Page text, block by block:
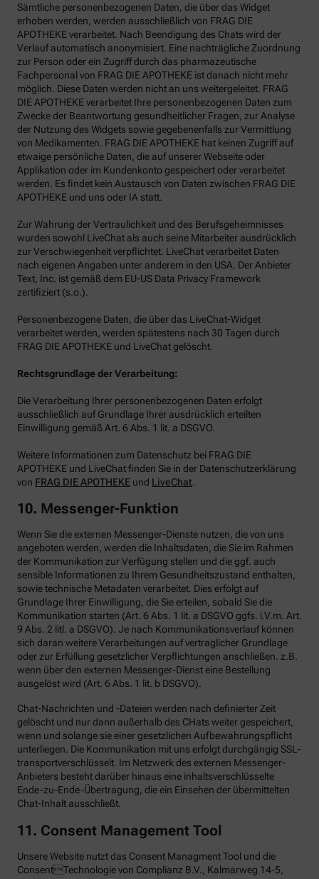
Sämtliche personenbezogenen Daten, die über das Widget
erhoben werden, werden ausschließlich von FRAG DIE
APOTHEKE verarbeitet. Nach Beendigung des Chats wird der
Verlauf automatisch anonymisiert. Eine nachträgliche Zuordnung
zur Person oder ein Zugriff durch das pharmazeutische
Fachpersonal von FRAG DIE APOTHEKE ist danach nicht mehr
möglich. Diese Daten werden nicht an uns weitergeleitet. FRAG
DIE APOTHEKE verarbeitet Ihre personenbezogenen Daten zum
Zwecke der Beantwortung gesundheitlicher Fragen, zur Analyse
der Nutzung des Widgets sowie gegebenenfalls zur Vermittlung
von Medikamenten. FRAG DIE APOTHEKE hat keinen Zugriff auf
etwaige persönliche Daten, die auf unserer Webseite oder
Applikation oder im Kundenkonto gespeichert oder verarbeitet
werden. Es findet kein Austausch von Daten zwischen FRAG DIE
APOTHEKE und uns oder IA statt.
Zur Wahrung der Vertraulichkeit und des Berufsgeheimnisses
wurden sowohl LiveChat als auch seine Mitarbeiter ausdrücklich
zur Verschwiegenheit verpflichtet. LiveChat verarbeitet Daten
nach eigenen Angaben unter anderem in den USA. Der Anbieter
Text, Inc. ist gemäß dem EU-US Data Privacy Framework
zertifiziert (s.o.).
Personenbezogene Daten, die über das LiveChat-Widget
verarbeitet werden, werden spätestens nach 30 Tagen durch
FRAG DIE APOTHEKE und LiveChat gelöscht.
Rechtsgrundlage der Verarbeitung:
Die Verarbeitung Ihrer personenbezogenen Daten erfolgt
ausschließlich auf Grundlage Ihrer ausdrücklich erteilten
Einwilligung gemäß Art. 6 Abs. 1 lit. a DSGVO.
Weitere Informationen zum Datenschutz bei FRAG DIE
APOTHEKE und LiveChat finden Sie in der Datenschutzerklärung
von FRAG DIE APOTHEKE und LiveChat
10. Messenger-Funktion
Wenn Sie die externen Messenger-Dienste nutzen, die von uns
angeboten werden, werden die Inhaltsdaten, die Sie im Rahmen
der Kommunikation zur Verfügung stellen und die ggf. auch
sensible Informationen zu Ihrem Gesundheitszustand enthalten,
sowie technische Metadaten verarbeitet. Dies erfolgt auf
Grundlage Ihrer Einwilligung, die Sie erteilen, sobald Sie die
Kommunikation starten (Art. 6 Abs. 1 lit. a DSGVO ggfs. i.V.m. Art.
9 Abs. 2 litl. a DSGVO). Je nach Kommunikationsverlauf können
sich daran weitere Verarbeitungen auf vertraglicher Grundlage
oder zur Erfüllung gesetzlicher Verpflichtungen anschließen. z.B.
wenn über den externen Messenger-Dienst eine Bestellung
ausgelöst wird (Art. 6 Abs. 1 lit. b DSGVO).
Chat-Nachrichten und -Dateien werden nach definierter Zeit
gelöscht und nur dann außerhalb des CHats weiter gespeichert,
wenn und solange sie einer gesetzlichen Aufbewahrungspflicht
unterliegen. Die Kommunikation mit uns erfolgt durchgängig SSL-
transportverschlüsselt. Im Netzwerk des externen Messenger-
Anbieters besteht darüber hinaus eine inhaltsverschlüsselte
Ende-zu-Ende-Übertragung, die ein Einsehen der übermittelten
Chat-Inhalt ausschließt.
11. Consent Management Tool
Unsere Website nutzt das Consent Managment Tool und die
ConsentTechnologie von Complianz B.V., Kalmarweg 14-5,